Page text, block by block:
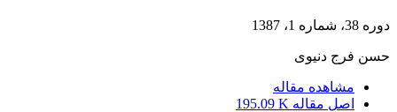
دوره 38، شماره 1، 1387
حسن فرج دنیوی
مشاهده مقاله
اصل مقاله 195.09 K